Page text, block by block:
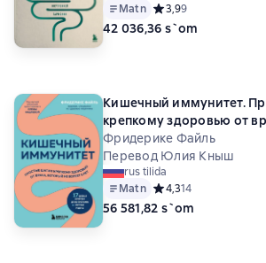
Matn Средний рейтинг 3,9
3,99
42 036,36 s`om
Кишечный иммунитет.
крепкому здоровью от
болеет 5 лет
Фридерике Файль
Перевод Юлия Кныш
rus tilida
Matn Средний рейтинг 4,3
4,314
56 581,82 s`om